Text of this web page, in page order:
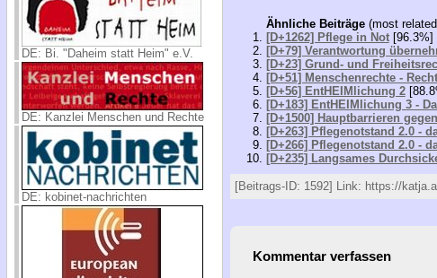
DE: Bi. "Daheim statt Heim" e.V.
DE: Kanzlei Menschen und Rechte
DE: kobinet-nachrichten
Ähnliche Beiträge(most
[D+1262] Pflege in Not[96.3%]
[D+79] Verantwortung
[D+23] Grund- und
[D+51] Menschenrechte -
[D+56] EntHEIMlichung 2
[D+183] EntHEIMlichung 3 -
[D+1500] Hauptbarrieren
[D+263] Pflegenotstand 2.0 -
[D+266] Pflegenotstand 2.0 -
[D+235] Langsames
[Beitrags-ID: 1592] Link: https://
Kommentar verfassen